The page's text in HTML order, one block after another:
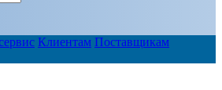
Клиентам Поставщикам